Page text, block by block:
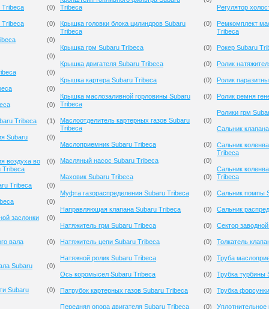
(0)
Tribeca (0)
(0)
(0)
(0)
(0)
(0)
Tribeca (1)
Subaru (0)
воздуха во
Tribeca
(0)
Tribeca (0)
(0)
заслонки (0)
вала (0)
Subaru (0)
Subaru (0)
Tribeca
Крышка головки блока цилиндров Subaru
Tribeca
(0)
Крышка грм Subaru Tribeca (0)
Крышка двигателя Subaru Tribeca (0)
Крышка картера Subaru Tribeca (0)
Крышка маслозаливной горловины Subaru
Tribeca
(0)
Маслоотделитель картерных газов Subaru
Tribeca
(0)
Маслоприемник Subaru Tribeca (0)
Масляный насос Subaru Tribeca (0)
Маховик Subaru Tribeca (0)
Муфта газораспределения Subaru Tribeca (0)
Направляющая клапана Subaru Tribeca (0)
Натяжитель грм Subaru Tribeca (0)
Натяжитель цепи Subaru Tribeca (0)
Натяжной ролик Subaru Tribeca (0)
Ось коромысел Subaru Tribeca (0)
Патрубок картерных газов Subaru Tribeca (0)
Передняя опора двигателя Subaru Tribeca (0)
Регулятор
Ремкомплект
Tribeca
Рокер Subaru
Ролик
Ролик
Ролик ремня
Ролики грм
Сальник
Сальник
Tribeca
Сальник
Tribeca
Сальник помпы
Сальник
Сектор
Толкатель
Труба
Трубка турбины
Трубка